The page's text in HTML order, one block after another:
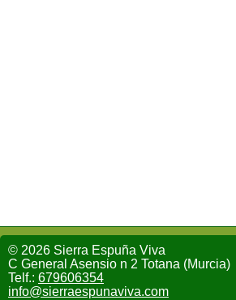
© 2026 Sierra Espuña Viva
C General Asensio n 2 Totana (Murcia)
Telf.: 679606354
info@sierraespunaviva.com